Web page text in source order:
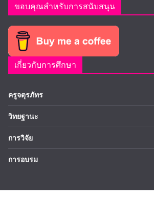
ขอบคุณสำหรับการสนับสนุน
เกี่ยวกับการศึกษา
ครูจตุรภัทร
วิทยฐานะ
การวิจัย
การอบรม